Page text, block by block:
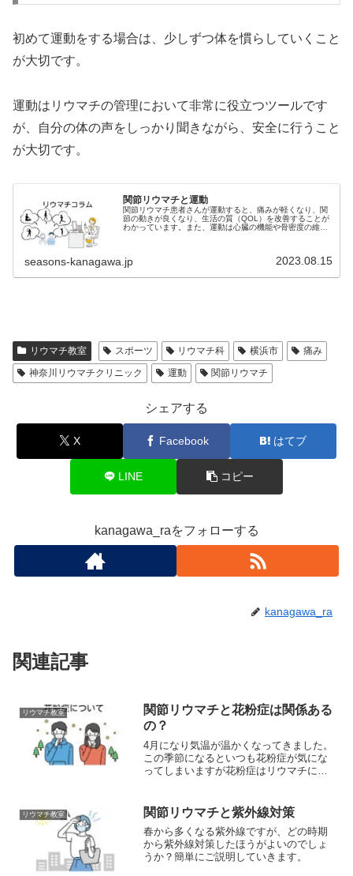
初めて運動をする場合は、少しずつ体を慣らしていくこと
が大切です。
運動はリウマチの管理において非常に役立つツールです
が、自分の体の声をしっかり聞きながら、安全に行うこと
が大切です。
関節リウマチと運動
関節リウマチ患者さんが運動すると、痛みが軽くなり、関
節の動きが良くなり、生活の質（QOL）を改善することが
わかっています。また、運動は心臓の機能や骨密度の維持
リニックのリウマチ専門医のリウマチコラム。
seasons-kanagawa.jp 2023.08.15
リウマチ教室 スポーツ リウマチ科 横浜市
痛み
神奈川リウマチクリニック
運動 関節リウマチ
シェアする
X Facebook はてブ
LINE コピー
kanagawa_raをフォローする
kanagawa_ra
関連記事
リウマチ教室
関節リウマチと花粉症は関係ある
の？
4月になり気温が温かくなってきました。
この季節になるといつも花粉症が気にな
ってしまいますが花粉症はリウマチに影
リウマチ教室 関節リウマチと紫外線対策
春から多くなる紫外線ですが、どの時期
から紫外線対策したほうがよいのでしょ
うか？簡単にご説明していきます。